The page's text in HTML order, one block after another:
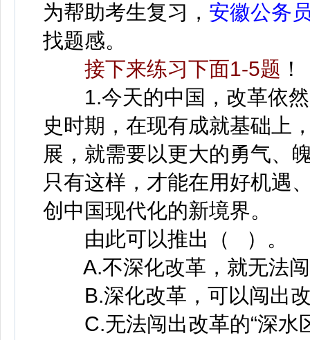
为帮助考生复习， 安徽公务
找题感。
接下来练习下面1-5题 ！
1.今天的中国，改革依然
史时期，在现有成就基础上
展，就需要以更大的勇气、
只有这样，才能在用好机遇
创中国现代化的新境界。
由此可以推出（ ）。
A.不深化改革，就无法闯
B.深化改革，可以闯出改
C.无法闯出改革的“深水